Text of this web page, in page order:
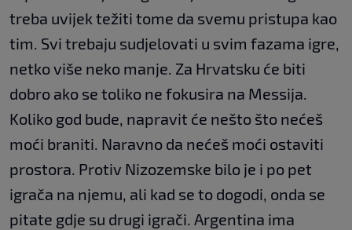
treba uvijek težiti tome da svemu pristupa kao
tim. Svi trebaju sudjelovati u svim fazama igre,
netko više neko manje. Za Hrvatsku će biti
dobro ako se toliko ne fokusira na Messija.
Koliko god bude, napravit će nešto što nećeš
moći braniti. Naravno da nećeš moći ostaviti
prostora. Protiv Nizozemske bilo je i po pet
igrača na njemu, ali kad se to dogodi, onda se
pitate gdje su drugi igrači. Argentina ima